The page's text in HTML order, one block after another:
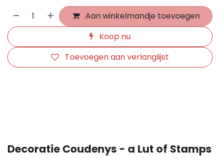
Aan winkelmandje toevoegen
Koop nu
Toevoegen aan verlanglijst
Decoratie Coudenys - a Lut of Stamps